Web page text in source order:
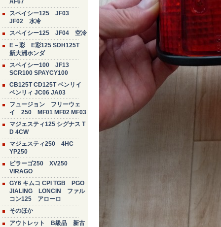
AF67
スペイシー125 JF03
JF02 水冷
スペイシー125 JF04 空冷
E－彩 E彩125 SDH125T
新大洲ホンダ
スペイシー100 JF13
SCR100 SPAYCY100
CB125T CD125T ベンリイ
ベンリィ JC06 JA03
フュージョン フリーウェ
イ 250 MF01 MF02 MF03
マジェスティ125 シグナス T
D 4CW
マジェスティ250 4HC
YP250
ビラーゴ250 XV250
VIRAGO
GY6 キムコ CPI TGB PGO
JIALING LONCIN ファル
コン125 アローロ
そのほか
アウトレット B級品 新古